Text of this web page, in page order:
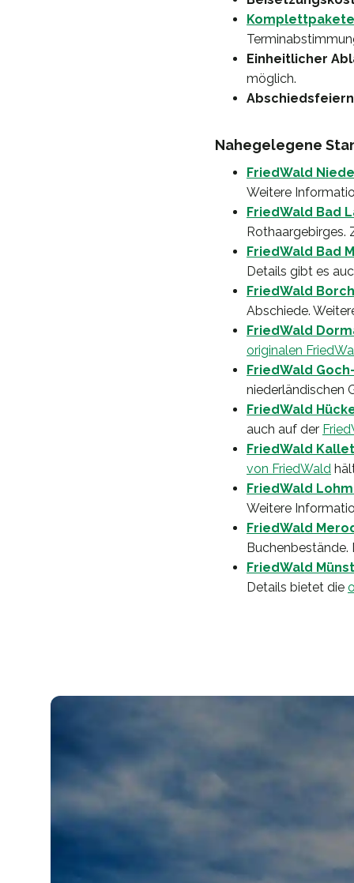
Komplettpakete
Einheitlicher
möglich.
Nahegelegene
FriedWald
Weitere
FriedWald Bad
Rothaargebirges.
FriedWald Bad
Details gibt es
FriedWald
Abschiede.
FriedWald
originalen
FriedWald
niederländischen
FriedWald
auch auf der
FriedWald
von FriedWald
FriedWald
Weitere
FriedWald
FriedWald
Details bietet die